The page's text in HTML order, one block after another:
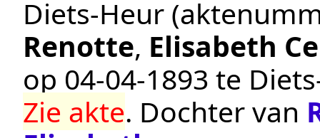
Diets-Heur
Renotte, Elisabeth
op 04‑04‑1893 te
Zie akte. Dochter van